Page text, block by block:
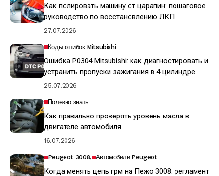
Как полировать машину от царапин: пошаговое
руководство по восстановлению ЛКП
27.07.2026
Коды ошибок Mitsubishi
Ошибка P0304 Mitsubishi: как диагностировать и
устранить пропуски зажигания в 4 цилиндре
25.07.2026
Полезно знать
Как правильно проверять уровень масла в
двигателе автомобиля
16.07.2026
Peugeot 3008 Автомобили Peugeot
Когда менять цепь грм на Пежо 3008: регламент